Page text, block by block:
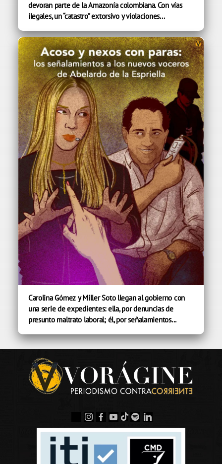
devoran parte de la Amazonía colombiana. Con vías
ilegales, un “catastro” extorsivo y violaciones...
Carolina Gómez y Miller Soto llegan al gobierno con
una serie de expedientes: ella, por denuncias de
presunto maltrato laboral; él, por señalamientos...